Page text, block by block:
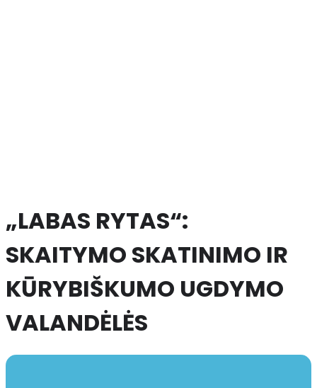
„LABAS RYTAS“:
SKAITYMO SKATINIMO IR
KŪRYBIŠKUMO UGDYMO
VALANDĖLĖS